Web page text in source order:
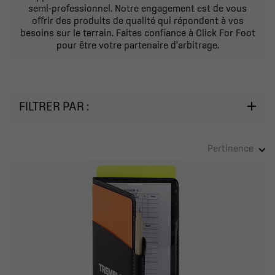
semi-professionnel. Notre engagement est de vous
offrir des produits de qualité qui répondent à vos
besoins sur le terrain. Faites confiance à Click For Foot
pour être votre partenaire d'arbitrage.
FILTRER PAR :
Pertinence